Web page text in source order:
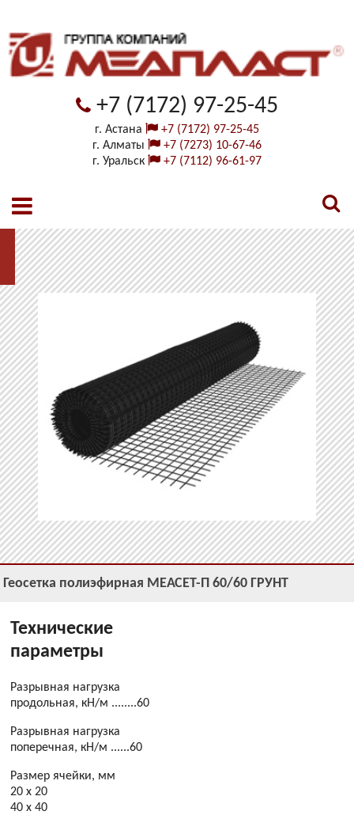
+7 (7172) 97-25-45
г. Астана
+7 (7172) 97-25-45
г. Алматы
+7 (7273) 10-67-46
г. Уральск
+7 (7112) 96-61-97
Геосетка полиэфирная МЕАСЕТ-П 60/60 ГРУНТ
Технические
параметры
Разрывная нагрузка
продольная, кН/м ........60
Разрывная нагрузка
поперечная, кН/м ......60
Размер ячейки, мм
20 х 20
40 х 40